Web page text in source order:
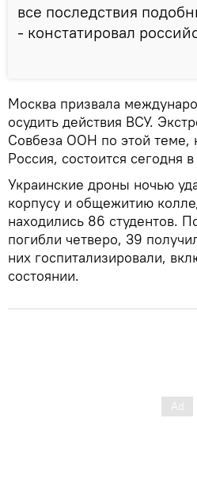
все последствия
- констатировал
Москва призвала
осудить действия ВСУ.
Совбеза ООН по этой теме,
Россия, состоится сегодня
Украинские дроны ночью
корпусу и общежитию
находились 86 студентов.
погибли четверо, 39
них госпитализировали,
состоянии.